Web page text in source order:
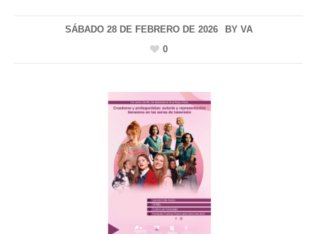
SÁBADO 28 DE FEBRERO DE 2026 BY VA
0